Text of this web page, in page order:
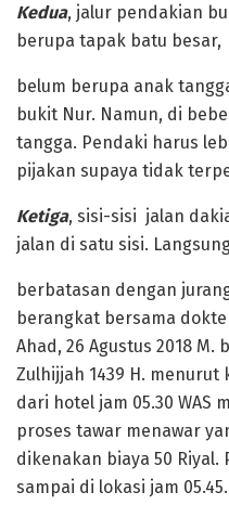
Kedua, jalur pendakian
berupa tapak batu besar,
belum berupa anak
bukit Nur. Namun, di
tangga. Pendaki harus
pijakan supaya tidak
Ketiga, sisi-sisi jalan
jalan di satu sisi.
berbatasan dengan
berangkat bersama
Ahad, 26 Agustus 2018
Zulhijjah 1439 H. menurut
dari hotel jam 05.30 WAS
proses tawar menawar
dikenakan biaya 50 Riyal.
sampai di lokasi jam